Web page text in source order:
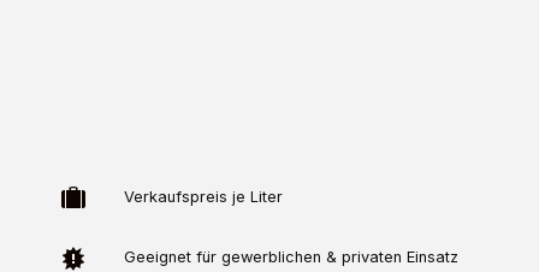
Verkaufspreis je Liter
Geeignet für gewerblichen & privaten Einsatz